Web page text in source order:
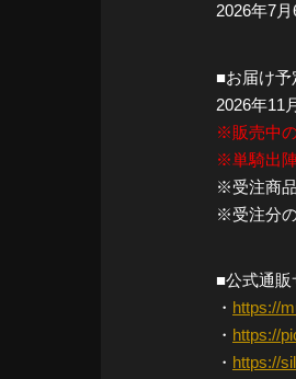
2026年7
■お届け予
2026年11
※販売中
※単騎出
※受注商
※受注分
■公式通販
・ https://
・ https://
・ https://